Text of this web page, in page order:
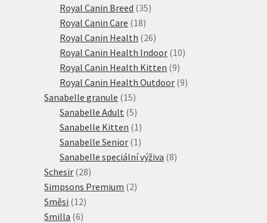
produktů
Royal Canin Breed 3535
Royal Canin Care 1818
produktů
Royal Canin Health 2626
produktů
Royal Canin Health Indoor 1010
Royal Canin Health Kitten 99
produktů
Royal Canin Health Outdoor 99
Sanabelle granule 1515
produktů
Sanabelle Adult 55
produktů
Sanabelle Kitten 1 1
produkt
Sanabelle Senior 1 1
produkt
Sanabelle speciální výživa 88
Schesir 2828
produktů
Simpsons Premium 22
Směsi 1212
Smilla 66